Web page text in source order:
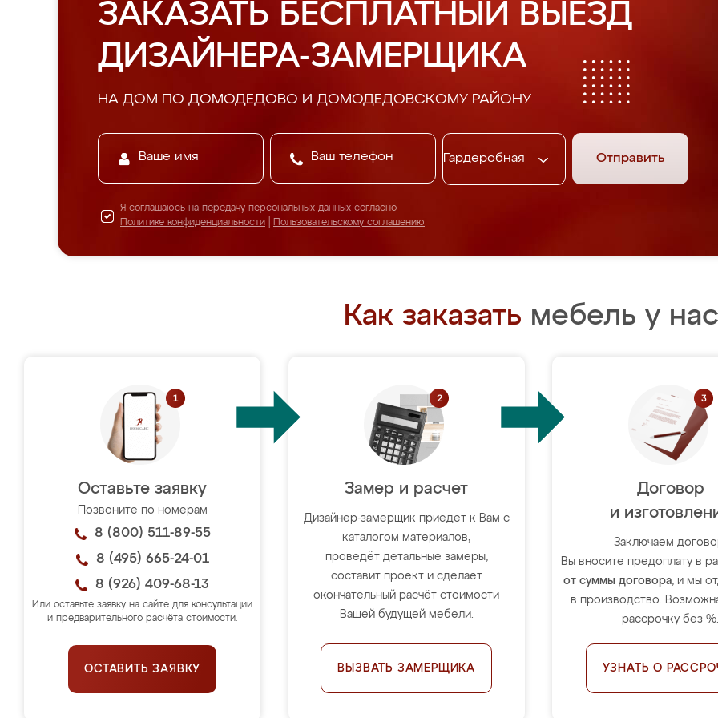
ЗАКАЗАТЬ БЕСПЛАТНЫЙ ВЫЕЗД
ДИЗАЙНЕРА-ЗАМЕРЩИКА
НА ДОМ ПО ДОМОДЕДОВО И ДОМОДЕДОВСКОМУ РАЙОНУ
Отправить
Я соглашаюсь на передачу персональных данных согласно
Политике конфиденциальности
Пользовательскому соглашению
Как заказать мебель у
Оставьте заявку
Позвоните по номерам
8 (800) 511-89-55
8 (495) 665-24-01
8 (926) 409-68-13
Или оставьте заявку на сайте для консультации
и предварительного расчёта стоимости.
ОСТАВИТЬ ЗАЯВКУ
Замер и расчет
Дизайнер-замерщик приедет к Вам с
каталогом материалов,
проведёт детальные замеры,
составит проект и сделает
окончательный расчёт стоимости
Вашей будущей мебели.
ВЫЗВАТЬ ЗАМЕРЩИКА
Договор
и
Заключаем
Вы вносите предоплату в
от суммы договора, и мы
в производство.
рассрочку без
УЗНАТЬ О